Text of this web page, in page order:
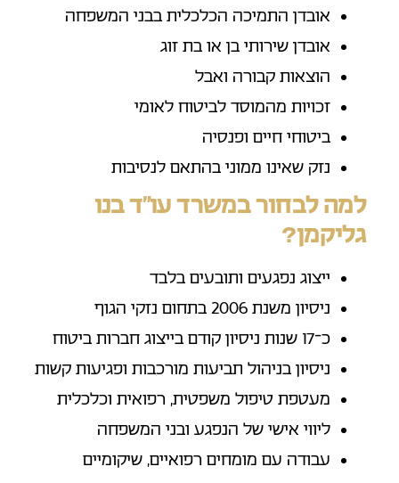
אובדן התמיכה הכלכלית בבני המשפחה
אובדן שירותי בן או בת זוג
הוצאות קבורה ואבל
זכויות מהמוסד לביטוח לאומי
ביטוחי חיים ופנסיה
נזק שאינו ממוני בהתאם לנסיבות
למה לבחור במשרד עו״ד בנו
גליקמן?
ייצוג נפגעים ותובעים בלבד
ניסיון משנת 2006 בתחום נזקי הגוף
כ־17 שנות ניסיון קודם בייצוג חברות ביטוח
ניסיון בניהול תביעות מורכבות ופגיעות קשות
מעטפת טיפול משפטית, רפואית וכלכלית
ליווי אישי של הנפגע ובני המשפחה
עבודה עם מומחים רפואיים, שיקומיים